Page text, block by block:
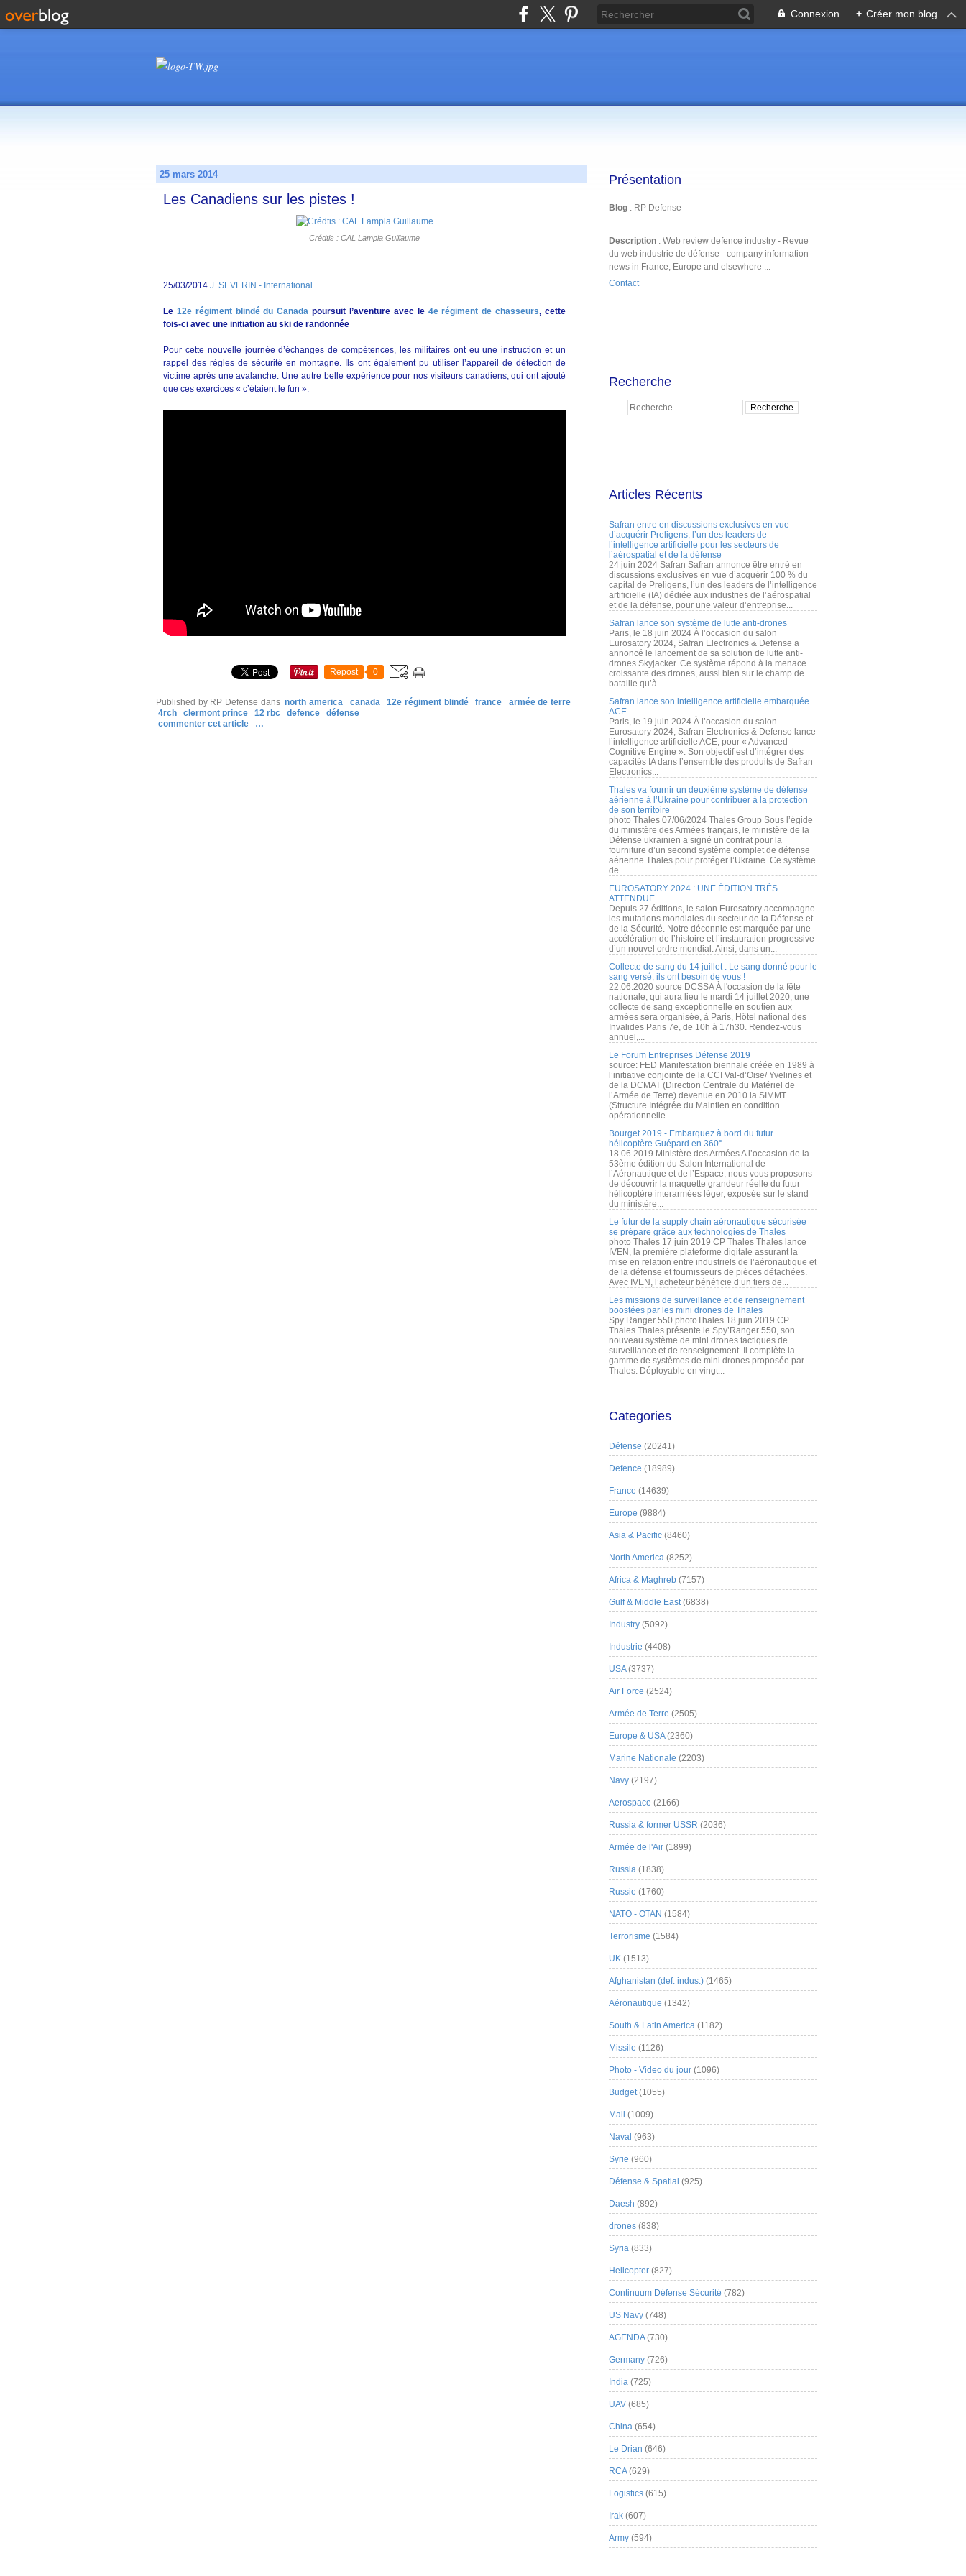
Connexion + Créer mon blog
25 mars 2014
Les Canadiens sur les pistes !
Crédtis : CAL Lampla Guillaume
25/03/2014 J. SEVERIN - International
Le 12e régiment blindé du Canadapoursuit l’aventure avec le 4e régiment de chasseurs, cette
fois-ci avec une initiation au ski de randonnée
Pour cette nouvelle journée d’échanges de compétences, les militaires ont eu une instruction et un
rappel des règles de sécurité en montagne. Ils ont également pu utiliser l’appareil de détection de
victime après une avalanche. Une autre belle expérience pour nos visiteurs canadiens, qui ont ajouté
que ces exercices « c’étaient le fun ».
Repost 0
Published by RP Defense dans north america canada 12e régiment blindé france
armée de terre
4rch
clermont prince 12 rbc defence
défense
commenter cet article
…
Présentation
Blog : RP Defense
Description : Web review defence industry - Revue
du web industrie de défense - company information -
news in France, Europe and elsewhere ...
Contact
Recherche
Articles Récents
Safran entre en discussions exclusives en vue
d’acquérir Preligens, l’un des leaders de
l’intelligence artificielle pour les secteurs de
l’aérospatial et de la défense
24 juin 2024 Safran Safran annonce être entré en
discussions exclusives en vue d’acquérir 100 % du
capital de Preligens, l’un des leaders de l’intelligence
artificielle (IA) dédiée aux industries de l’aérospatial
et de la défense, pour une valeur d’entreprise...
Safran lance son système de lutte anti-drones
Paris, le 18 juin 2024 À l’occasion du salon
Eurosatory 2024, Safran Electronics & Defense a
annoncé le lancement de sa solution de lutte anti-
drones Skyjacker. Ce système répond à la menace
croissante des drones, aussi bien sur le champ de
bataille qu’à...
Safran lance son intelligence artificielle embarquée
ACE
Paris, le 19 juin 2024 À l’occasion du salon
Eurosatory 2024, Safran Electronics & Defense lance
l’intelligence artificielle ACE, pour « Advanced
Cognitive Engine ». Son objectif est d’intégrer des
capacités IA dans l’ensemble des produits de Safran
Electronics...
Thales va fournir un deuxième système de défense
aérienne à l’Ukraine pour contribuer à la protection
de son territoire
photo Thales 07/06/2024 Thales Group Sous l’égide
du ministère des Armées français, le ministère de la
Défense ukrainien a signé un contrat pour la
fourniture d’un second système complet de défense
aérienne Thales pour protéger l’Ukraine. Ce système
de...
EUROSATORY 2024 : UNE ÉDITION TRÈS
ATTENDUE
Depuis 27 éditions, le salon Eurosatory accompagne
les mutations mondiales du secteur de la Défense et
de la Sécurité. Notre décennie est marquée par une
accélération de l’histoire et l’instauration progressive
d’un nouvel ordre mondial. Ainsi, dans un...
Collecte de sang du 14 juillet : Le sang donné pour le
sang versé, ils ont besoin de vous !
22.06.2020 source DCSSA À l'occasion de la fête
nationale, qui aura lieu le mardi 14 juillet 2020, une
collecte de sang exceptionnelle en soutien aux
armées sera organisée, à Paris, Hôtel national des
Invalides Paris 7e, de 10h à 17h30. Rendez-vous
annuel,...
Le Forum Entreprises Défense 2019
source: FED Manifestation biennale créée en 1989 à
l’initiative conjointe de la CCI Val-d’Oise/ Yvelines et
de la DCMAT (Direction Centrale du Matériel de
l’Armée de Terre) devenue en 2010 la SIMMT
(Structure Intégrée du Maintien en condition
opérationnelle...
Bourget 2019 - Embarquez à bord du futur
hélicoptère Guépard en 360°
18.06.2019 Ministère des Armées A l’occasion de la
53ème édition du Salon International de
l’Aéronautique et de l’Espace, nous vous proposons
de découvrir la maquette grandeur réelle du futur
hélicoptère interarmées léger, exposée sur le stand
du ministère...
Le futur de la supply chain aéronautique sécurisée
se prépare grâce aux technologies de Thales
photo Thales 17 juin 2019 CP Thales Thales lance
IVEN, la première plateforme digitale assurant la
mise en relation entre industriels de l’aéronautique et
de la défense et fournisseurs de pièces détachées.
Avec IVEN, l’acheteur bénéficie d’un tiers de...
Les missions de surveillance et de renseignement
boostées par les mini drones de Thales
Spy’Ranger 550 photoThales 18 juin 2019 CP
Thales Thales présente le Spy’Ranger 550, son
nouveau système de mini drones tactiques de
surveillance et de renseignement. Il complète la
gamme de systèmes de mini drones proposée par
Thales. Déployable en vingt...
Categories
Défense (20241)
Defence (18989)
France (14639)
Europe (9884)
Asia & Pacific (8460)
North America (8252)
Africa & Maghreb (7157)
Gulf & Middle East(6838)
Industry (5092)
Industrie (4408)
USA(3737)
Air Force (2524)
Armée de Terre (2505)
Europe & USA(2360)
Marine Nationale (2203)
Navy (2197)
Aerospace (2166)
Russia & former USSR (2036)
Armée de l'Air (1899)
Russia (1838)
Russie (1760)
NATO - OTAN (1584)
Terrorisme (1584)
UK (1513)
Afghanistan (def. indus.) (1465)
Aéronautique (1342)
South & Latin America (1182)
Missile (1126)
Photo - Video du jour (1096)
Budget(1055)
Mali (1009)
Naval (963)
Syrie (960)
Défense & Spatial (925)
Daesh (892)
drones (838)
Syria (833)
Helicopter (827)
Continuum Défense Sécurité (782)
US Navy (748)
AGENDA(730)
Germany (726)
India (725)
UAV (685)
China (654)
Le Drian (646)
RCA(629)
Logistics (615)
Irak (607)
Army (594)